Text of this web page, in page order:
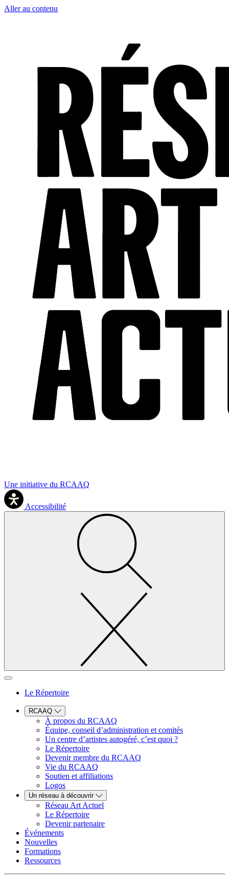
Aller au contenu
Une initiative du RCAAQ
Accessibilité
Le Répertoire
RCAAQ
À propos du RCAAQ
Équipe, conseil d’administration et comités
Un centre d’artistes autogéré, c’est quoi ?
Le Répertoire
Devenir membre du RCAAQ
Vie du RCAAQ
Soutien et affiliations
Logos
Un réseau à découvrir
Réseau Art Actuel
Le Répertoire
Devenir partenaire
Événements
Nouvelles
Formations
Ressources